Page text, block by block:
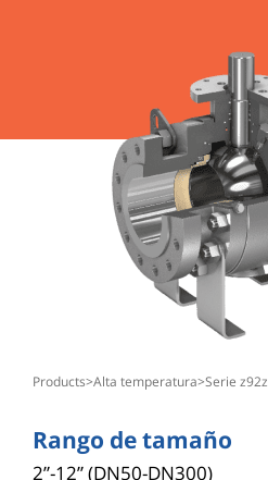
products> alta temperatura> serie z92z
Rango de tamaño
2”-12” (DN50-DN300)